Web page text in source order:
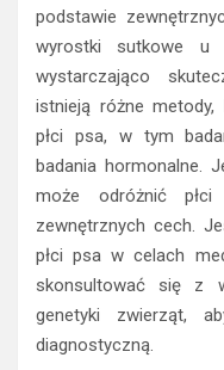
podstawie
wyrostki sutkowe u
wystarczająco
istnieją różne
płci psa, w tym
badania hormonalne.
może odróżnić
zewnętrznych cech.
płci psa w celach
skonsultować się z
genetyki zwierząt,
diagnostyczną.